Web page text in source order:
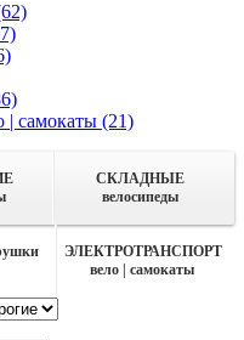
самокаты (21)
СКЛАДНЫЕ
велосипеды
ЭЛЕКТРОТРАНСПОРТ
вело | самокаты